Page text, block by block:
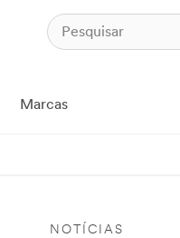
Marcas
NOTÍCIAS